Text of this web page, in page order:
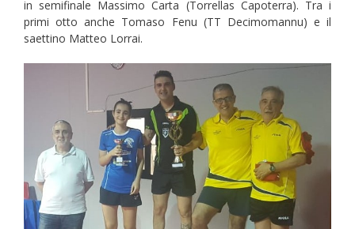
in semifinale Massimo Carta (Torrellas Capoterra). Tra i
primi otto anche Tomaso Fenu (TT Decimomannu) e il
saettino Matteo Lorrai.